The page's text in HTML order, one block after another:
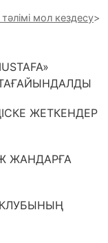
мол кездесу
ЖЕТКЕНДЕР
ЖАНДАРҒА